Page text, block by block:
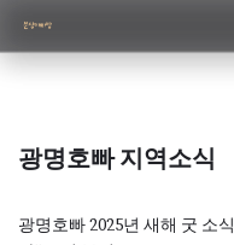
콘
로
건
뛰
광명호빠 지역소식
광명호빠 2025년 새해 굿 소